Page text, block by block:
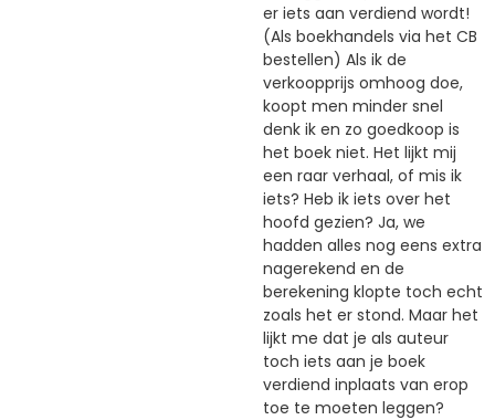
er iets aan verdiend wordt!
(Als boekhandels via het CB
bestellen) Als ik de
verkoopprijs omhoog doe,
koopt men minder snel
denk ik en zo goedkoop is
het boek niet. Het lijkt mij
een raar verhaal, of mis ik
iets? Heb ik iets over het
hoofd gezien? Ja, we
hadden alles nog eens extra
nagerekend en de
berekening klopte toch echt
zoals het er stond. Maar het
lijkt me dat je als auteur
toch iets aan je boek
verdiend inplaats van erop
toe te moeten leggen?